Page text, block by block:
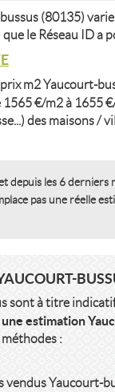
(80135)
le Réseau ID a
m2 Yaucourt-
€/m2 à 1655
des maisons /
depuis les 6
pas une réelle
sont à titre
estimation
:
vendus Yaucourt-